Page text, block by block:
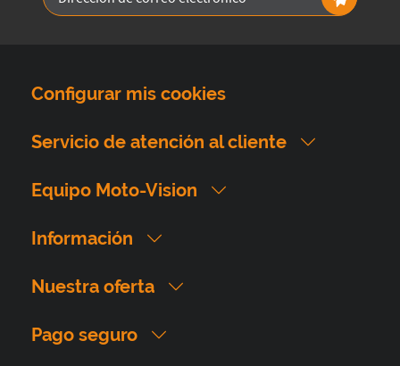
Configurar mis cookies
Servicio de atención al cliente
Equipo Moto-Vision
Información
Nuestra oferta
Pago seguro